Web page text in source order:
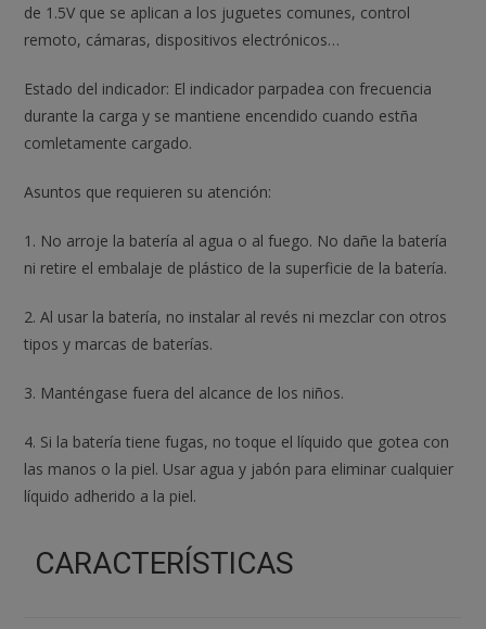
de 1.5V que se aplican a los juguetes comunes, control
remoto, cámaras, dispositivos electrónicos…
Estado del indicador: El indicador parpadea con frecuencia
durante la carga y se mantiene encendido cuando estña
comletamente cargado.
Asuntos que requieren su atención:
1. No arroje la batería al agua o al fuego. No dañe la batería
ni retire el embalaje de plástico de la superficie de la batería.
2. Al usar la batería, no instalar al revés ni mezclar con otros
tipos y marcas de baterías.
3. Manténgase fuera del alcance de los niños.
4. Si la batería tiene fugas, no toque el líquido que gotea con
las manos o la piel. Usar agua y jabón para eliminar cualquier
líquido adherido a la piel.
CARACTERÍSTICAS